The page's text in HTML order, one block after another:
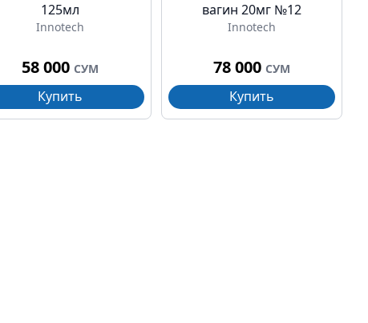
125мл
Innotech
58 000 СУМ
Купить
вагин 20мг №12
Innotech
78 000 СУМ
Купить